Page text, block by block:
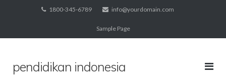
1800-345-6789 info@yourdomain.com
Sample Page
pendidikan indonesia